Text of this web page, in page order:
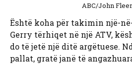
ABC/John
Është koha për takimin një-
Gerry tërhiqet në një ATV,
do të jetë një ditë argëtuese.
pallat, gratë janë të